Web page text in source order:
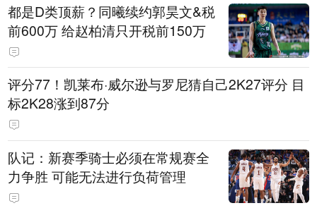
都是D类顶薪？同曦续约郭昊文&税
前600万 给赵柏清只开税前150万
评分77！凯莱布·威尔逊与罗尼猜自己2K27评分 目
标2K28涨到87分
队记：新赛季骑士必须在常规赛全
力争胜 可能无法进行负荷管理